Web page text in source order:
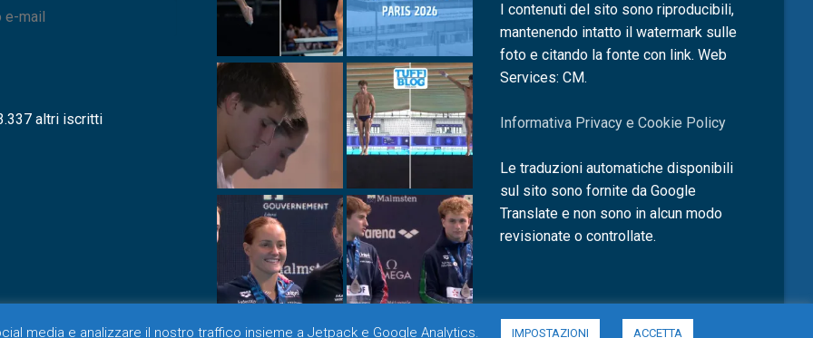
altri iscritti
I contenuti del sito sono riproducibili,
mantenendo intatto il watermark sulle
foto e citando la fonte con link. Web
Services: CM.
Informativa Privacy e Cookie Policy
Le traduzioni automatiche disponibili
sul sito sono fornite da Google
Translate e non sono in alcun modo
revisionate o controllate.
media e analizzare il nostro traffico insieme a Jetpack e Google Analytics. IMPOSTAZIONI ACCETTA